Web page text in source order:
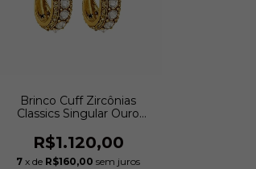
Brinco Cuff Zircônias
Classics Singular Ouro
R$1.120,00
7 x de R$160,00 sem juros